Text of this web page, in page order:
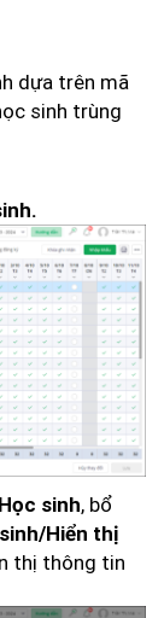
dựa trên mã
sinh trùng
sinh, bổ
Hiển thị
thị thông tin